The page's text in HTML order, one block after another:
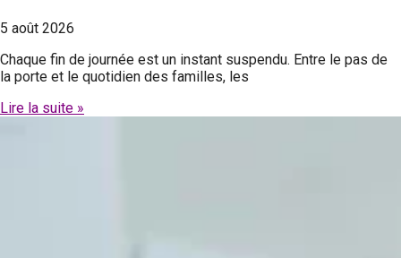
5 août 2026
Chaque fin de journée est un instant suspendu. Entre le pas de
la porte et le quotidien des familles, les
Lire la suite »